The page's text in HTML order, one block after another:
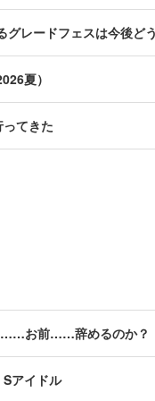
グレードフェスは今後ど
夏）
てきた
……お前……辞めるのか？
アイドル